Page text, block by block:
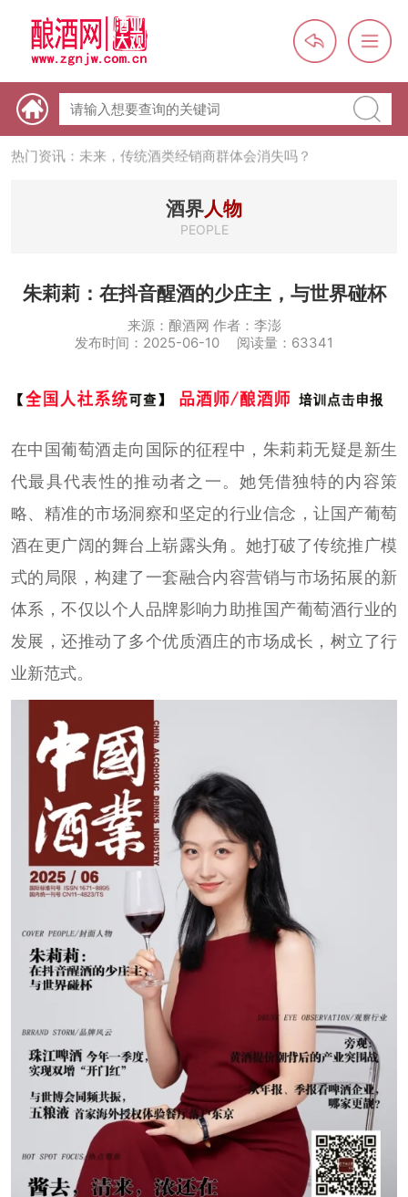
热门资讯：【酒体设计师】职业技能培训及认定班开班通知
热门资讯：未来，传统酒类经销商群体会消失吗？
热门资讯：2024年上市酒企业第三季度报（白酒、啤酒、葡萄
酒、黄酒）
热门资讯：名酒之光：共话荣耀背后的价值与使命
酒界人物
PEOPLE
朱莉莉：在抖音醒酒的少庄主，与世界碰杯
来源：酿酒网 作者：李澎
发布时间：2025-06-10 阅读量：63341
在中国葡萄酒走向国际的征程中，朱莉莉无疑是新生
代最具代表性的推动者之一。她凭借独特的内容策
略、精准的市场洞察和坚定的行业信念，让国产葡萄
酒在更广阔的舞台上崭露头角。她打破了传统推广模
式的局限，构建了一套融合内容营销与市场拓展的新
体系，不仅以个人品牌影响力助推国产葡萄酒行业的
发展，还推动了多个优质酒庄的市场成长，树立了行
业新范式。